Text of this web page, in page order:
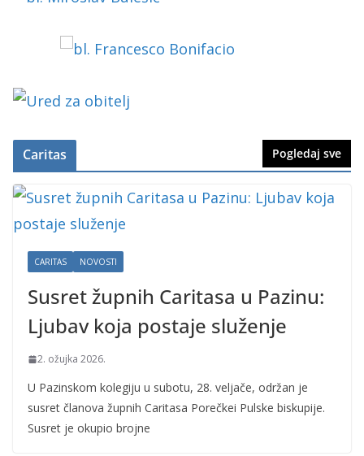
Caritas Pogledaj sve
CARITAS NOVOSTI
Susret župnih Caritasa u Pazinu:
Ljubav koja postaje služenje
2. ožujka 2026.
U Pazinskom kolegiju u subotu, 28. veljače, održan je
susret članova župnih Caritasa Porečkei Pulske biskupije.
Susret je okupio brojne